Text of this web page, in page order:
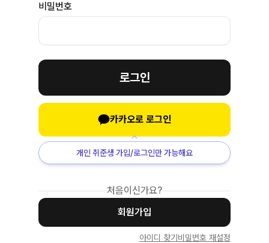
비밀번호
로그인
카카오로 로그인
개인 취준생 가입/로그인만 가능해요
처음이신가요?
회원가입
아이디 찾기 비밀번호 재설정